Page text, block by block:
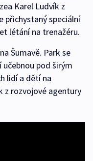
Karel Ludvík z
přichystaný speciální
létání na trenažéru.
Šumavě. Park se
učebnou pod širým
lidí a dětí na
z rozvojové agentury